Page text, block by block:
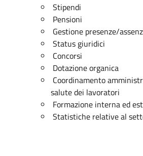
Stipendi
Pensioni
Gestione presenze/
Status giuridici
Concorsi
Dotazione organica
Coordinamento
salute dei lavoratori
Formazione interna ed
Statistiche relative al